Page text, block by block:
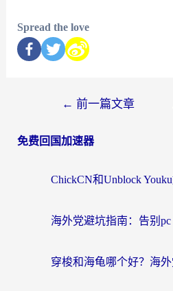
Spread the love
← 前一篇文章
免费回国加速器